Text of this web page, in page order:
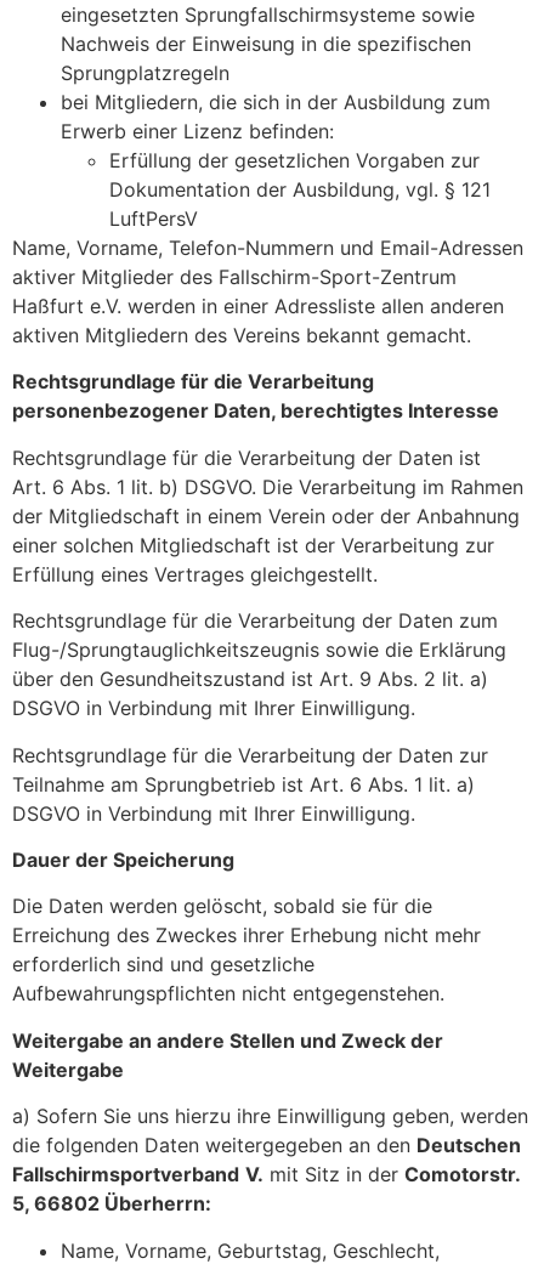
eingesetzten Sprungfallschirmsysteme sowie
Nachweis der Einweisung in die spezifischen
Sprungplatzregeln
bei Mitgliedern, die sich in der Ausbildung zum
Erwerb einer Lizenz befinden:
Erfüllung der gesetzlichen Vorgaben zur
Dokumentation der Ausbildung, vgl. § 121
LuftPersV
Name, Vorname, Telefon-Nummern und Email-Adressen
aktiver Mitglieder des Fallschirm-Sport-Zentrum
Haßfurt e.V. werden in einer Adressliste allen anderen
aktiven Mitgliedern des Vereins bekannt gemacht.
Rechtsgrundlage für die Verarbeitung
personenbezogener Daten, berechtigtes Interesse
Rechtsgrundlage für die Verarbeitung der Daten ist
Art. 6 Abs. 1 lit. b) DSGVO. Die Verarbeitung im Rahmen
der Mitgliedschaft in einem Verein oder der Anbahnung
einer solchen Mitgliedschaft ist der Verarbeitung zur
Erfüllung eines Vertrages gleichgestellt.
Rechtsgrundlage für die Verarbeitung der Daten zum
Flug-/Sprungtauglichkeitszeugnis sowie die Erklärung
über den Gesundheitszustand ist Art. 9 Abs. 2 lit. a)
DSGVO in Verbindung mit Ihrer Einwilligung.
Rechtsgrundlage für die Verarbeitung der Daten zur
Teilnahme am Sprungbetrieb ist Art. 6 Abs. 1 lit. a)
DSGVO in Verbindung mit Ihrer Einwilligung.
Dauer der Speicherung
Die Daten werden gelöscht, sobald sie für die
Erreichung des Zweckes ihrer Erhebung nicht mehr
erforderlich sind und gesetzliche
Aufbewahrungspflichten nicht entgegenstehen.
Weitergabe an andere Stellen und Zweck der
Weitergabe
a) Sofern Sie uns hierzu ihre Einwilligung geben, werden
die folgenden Daten weitergegeben an den Deutschen
Fallschirmsportverband V. mit Sitz in der Comotorstr.
5, 66802 Überherrn:
Name, Vorname, Geburtstag, Geschlecht,